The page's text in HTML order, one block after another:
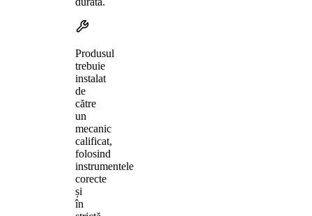
Produsul
trebuie
instalat
de
către
un
mecanic
calificat,
folosind
instrumentele
corecte
și
în